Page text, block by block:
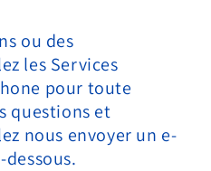
ou des
les Services
pour toute
questions et
nous envoyer un e-